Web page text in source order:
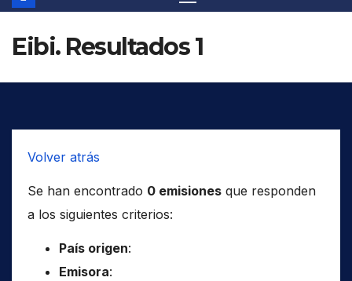
Eibi. Resultados 1
Volver atrás
Se han encontrado 0 emisiones que responden
a los siguientes criterios:
País origen:
Emisora: